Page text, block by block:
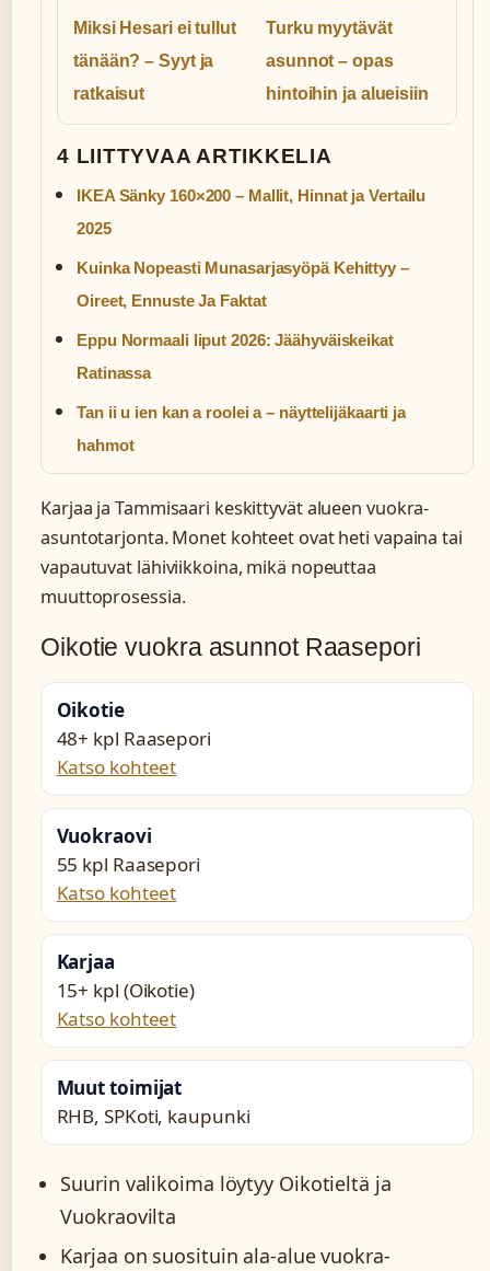
Miksi Hesari ei tullut
tänään? – Syyt ja
ratkaisut
Turku myytävät
asunnot – opas
hintoihin ja alueisiin
4 LIITTYVAA ARTIKKELIA
IKEA Sänky 160×200 – Mallit, Hinnat ja Vertailu
2025
Kuinka Nopeasti Munasarjasyöpä Kehittyy –
Oireet, Ennuste Ja Faktat
Eppu Normaali liput 2026: Jäähyväiskeikat
Ratinassa
Tan ii u ien kan a roolei a – näyttelijäkaarti ja
hahmot
Karjaa ja Tammisaari keskittyvät alueen vuokra-
asuntotarjonta. Monet kohteet ovat heti vapaina tai
vapautuvat lähiviikkoina, mikä nopeuttaa
muuttoprosessia.
Oikotie vuokra asunnot Raasepori
Oikotie
48+ kpl Raasepori
Katso kohteet
Vuokraovi
55 kpl Raasepori
Katso kohteet
Karjaa
15+ kpl (Oikotie)
Katso kohteet
Muut toimijat
RHB, SPKoti, kaupunki
Suurin valikoima löytyy Oikotieltä ja
Vuokraovilta
Karjaa on suosituin ala-alue vuokra-